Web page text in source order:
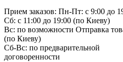
Прием заказов: Пн-Пт: с 9:00 до
Cб: с 11:00 до 19:00 (по Киеву)
Вс: по возможности Отправка
(по Киеву)
Cб-Вс: по предварительной
договоренности